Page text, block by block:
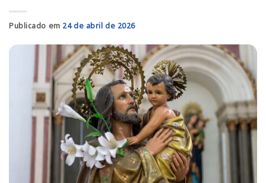
Publicado em 24 de abril de 2026